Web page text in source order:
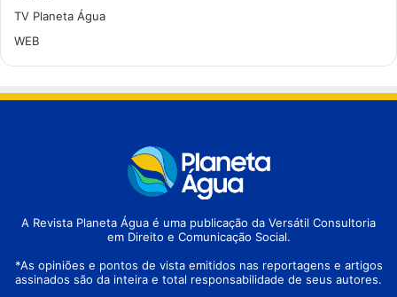
TV Planeta Água
WEB
A Revista Planeta Água é uma publicação da Versátil Consultoria
em Direito e Comunicação Social.
*As opiniões e pontos de vista emitidos nas reportagens e artigos
assinados são da inteira e total responsabilidade de seus autores.